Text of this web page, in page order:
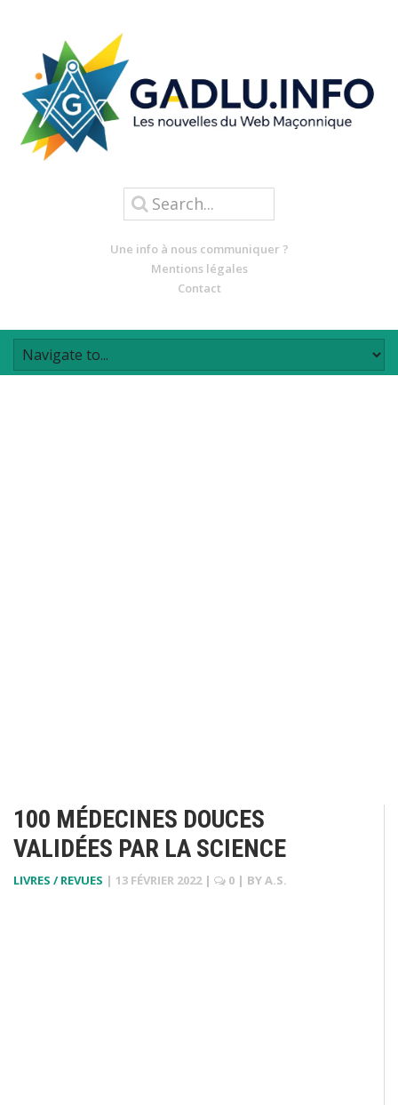
Une info à nous communiquer ?
Mentions légales
Contact
100 MÉDECINES DOUCES
VALIDÉES PAR LA SCIENCE
LIVRES / REVUES | 13 FÉVRIER 2022 | 0 | BYA.S.